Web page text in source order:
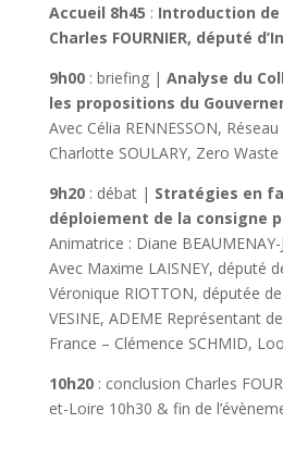
Accueil 8h45 : Introduction
Charles FOURNIER, député
9h00: briefing | Analyse du
les propositions du
Avec Célia RENNESSON,
Charlotte SOULARY, Zero Waste
9h20: débat | Stratégies en
déploiement de la consigne
Animatrice : Diane
Avec Maxime LAISNEY, député
Véronique RIOTTON, députée
VESINE, ADEME Représentant
France – Clémence SCHMID,
10h20 : conclusion Charles
et-Loire 10h30 & fin de